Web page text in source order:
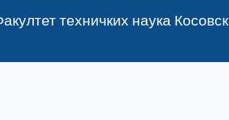
техничких наука